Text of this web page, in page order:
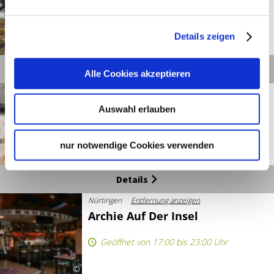
Details zeigen
Alle Cookies akzeptieren
Auswahl erlauben
nur notwendige Cookies verwenden
Details
©
Nürtingen Entfernung anzeigen
Amore & Gelati
Geöffnet von 10:00 bis 21:00 Uhr
Details
©
Nürtingen Entfernung anzeigen
Archie Auf Der Insel
Geöffnet von 17:00 bis 23:00 Uhr